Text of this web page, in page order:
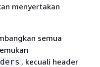
menyertakan
semua
, kecuali header